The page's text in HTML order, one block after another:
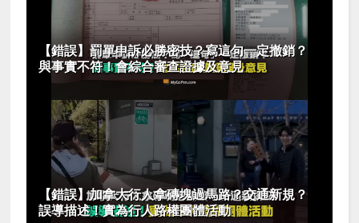
【錯誤】罰單申訴必勝密技？寫這句一定撤銷？
與事實不符！會綜合審查證據及意見
【錯誤】加拿大行人拿磚塊過馬路？交通新規？
誤導描述！實為行人路權團體活動